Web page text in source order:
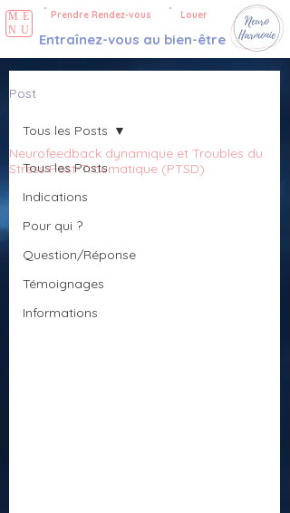
Prendre Rendez-vous
Entraînez-vous au bien-être
Louer
ME
NU
Post
Tous les Posts
Indications
Pour qui ?
Question/Réponse
Témoignages
Informations
Tous les Posts
Neurofeedback dynamique et Troubles du
Stress Post-Traumatique (PTSD)